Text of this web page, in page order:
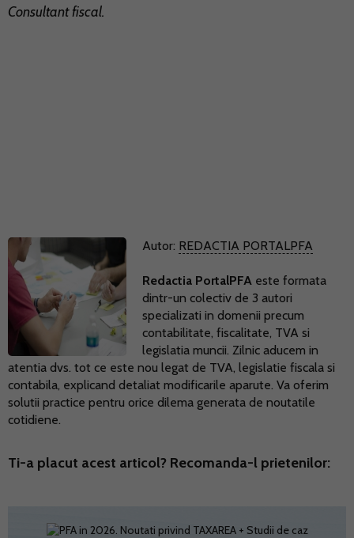
Consultant fiscal.
Autor: REDACTIA PORTALPFA
Redactia PortalPFA este formata
dintr-un colectiv de 3 autori
specializati in domenii precum
contabilitate, fiscalitate, TVA si
legislatia muncii. Zilnic aducem in
atentia dvs. tot ce este nou legat de TVA, legislatie fiscala si
contabila, explicand detaliat modificarile aparute. Va oferim
solutii practice pentru orice dilema generata de noutatile
cotidiene.
Ti-a placut acest articol? Recomanda-l prietenilor: